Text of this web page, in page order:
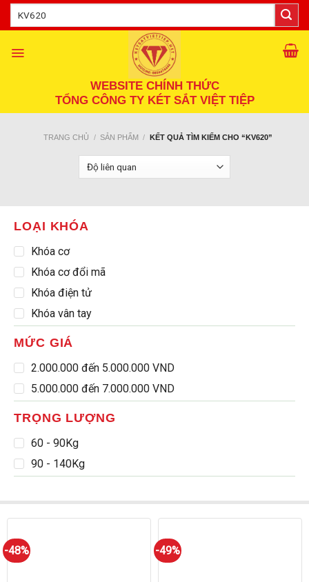
SkipTìm
kiếm:
WEBSITE CHÍNH THỨC
TỔNG CÔNG TY KÉT SẮT VIỆT TIỆP
TRANG CHỦ / SẢN PHẨM / KẾT QUẢ TÌM KIẾM CHO “KV620”
LOẠI KHÓA
Khóa cơ
Khóa cơ đổi mã
Khóa điện tử
Khóa vân tay
MỨC GIÁ
2.000.000 đến 5.000.000 VND
5.000.000 đến 7.000.000 VND
TRỌNG LƯỢNG
60 - 90Kg
90 - 140Kg
-48% -49%